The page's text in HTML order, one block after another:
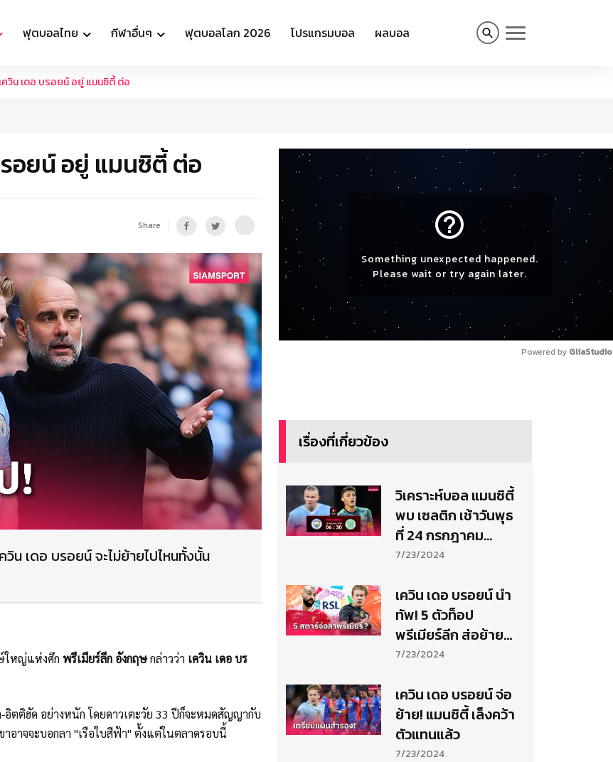
ฟุตบอลไทย กีฬาอื่นๆ ฟุตบอลโลก 2026 โปรแกรมบอล ผลบอล
ควิน เดอ บรอยน์ อยู่ แมนซิตี้ ต่อ
อยน์ อยู่ แมนซิตี้ ต่อ
Share
น เดอ บรอยน์ จะไม่ย้ายไปไหนทั้งนั้น
ใหญ่แห่งศึก พรีเมียร์ลีก อังกฤษกล่าวว่า เควิน เดอ บร
อิตติฮัด อย่างหนัก โดยดาวเตะวัย 33 ปีก็จะหมดสัญญากับ
อาจจะบอกลา "เรือใบสีฟ้า" ตั้งแต่ในตลาดรอบนี้
help_outline
Something unexpected happened.
Please wait or try again later.
Powered by
เรื่องที่เกี่ยวข้อง
วิเคราะห์บอล แมนซิตี้
พบ เซลติก เช้าวันพุธ
ที่ 24 กรกฎาคม
2567
7/23/2024
เควิน เดอ บรอยน์ นำ
ทัพ! 5 ตัวท็อป
พรีเมียร์ลีก ส่อย้าย
โกยเงินลีกซาอุดิ
7/23/2024
เควิน เดอ บรอยน์ จ่อ
ย้าย! แมนซิตี้ เล็งคว้า
ตัวแทนแล้ว
7/23/2024